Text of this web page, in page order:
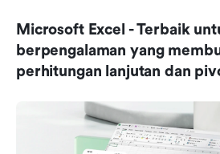
Microsoft Excel - Terbaik
berpengalaman yang
perhitungan lanjutan dan